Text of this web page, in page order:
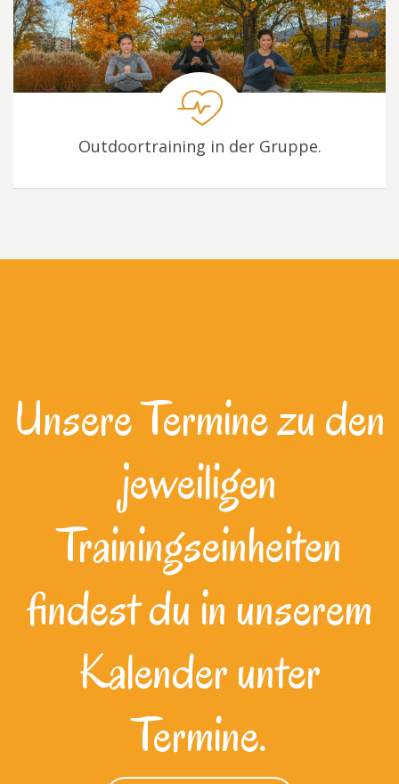
Outdoortraining in der Gruppe.
Unsere Termine zu den
jeweiligen
Trainingseinheiten
findest du in unserem
Kalender unter
Termine.